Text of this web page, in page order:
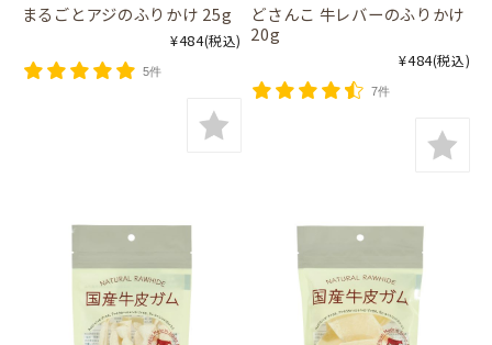
まるごとアジのふりかけ 25g
¥484(税込)
5件
どさんこ 牛レバーのふりかけ
20g
¥484(税込)
7件